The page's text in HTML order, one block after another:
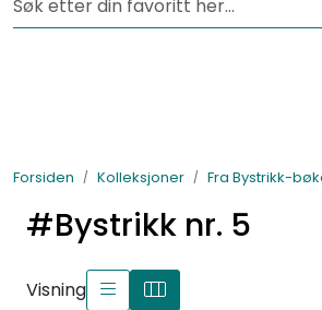
Skip to main contentFri frakt fra kr 1200,-
Forsiden Kolleksjoner Fra Bystrikk-
#Bystrikk nr. 5
Visning
Garn
Tilbehør